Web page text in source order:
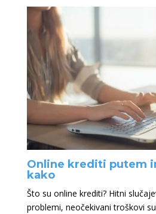
Online krediti putem
kako
Što su online krediti? Hitni
problemi, neočekivani troškovi